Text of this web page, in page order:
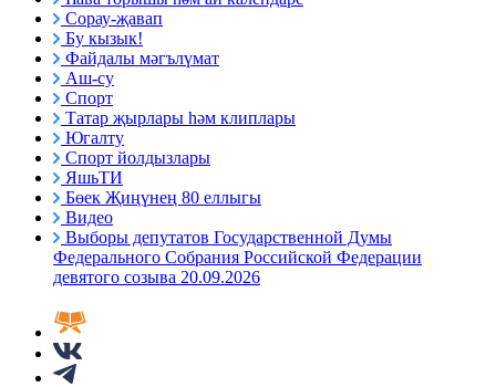
Сорау-җавап
Бу кызык!
Файдалы мәгълүмат
Аш-су
Спорт
Татар җырлары һәм клиплары
Югалту
Спорт йолдызлары
ЯшьТИ
Бөек Җиңүнең 80 еллыгы
Видео
Выборы депутатов Государственной Думы
Федерального Собрания Российской Федерации
девятого созыва 20.09.2026